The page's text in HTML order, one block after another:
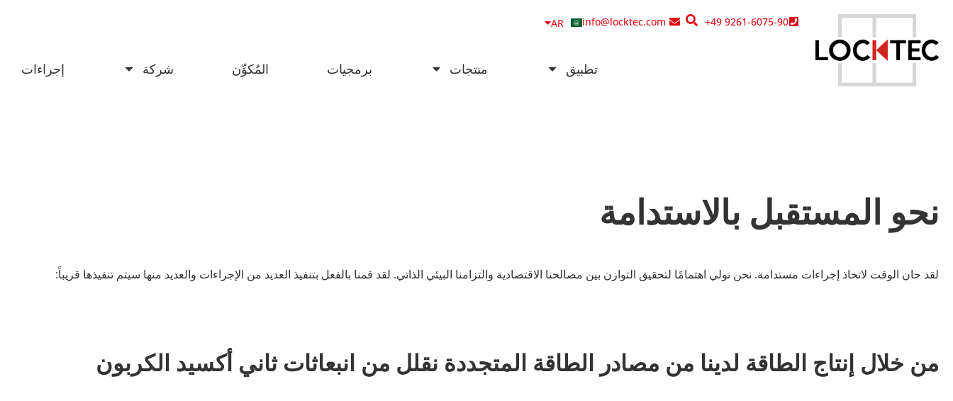
+49 9261-6075-90
info@locktec.com
AR
DA
تطبيق منتجات برمجيات المُكوِّن شركة إجراءات
نحو المستقبل بالاستدامة
لقد حان الوقت لاتخاذ إجراءات مستدامة. نحن نولي اهتمامًا لتحقيق التوازن بين مصالحنا الاقتصادية والتزامنا البيئي الذاتي. لقد قمنا بالفعل بتنفيذ العديد من الإجراءات والعديد منها سيتم تنفيذها قريباً:
من خلال إنتاج الطاقة لدينا من مصادر الطاقة المتجددة نقلل من انبعاثات ثاني أكسيد الكربون